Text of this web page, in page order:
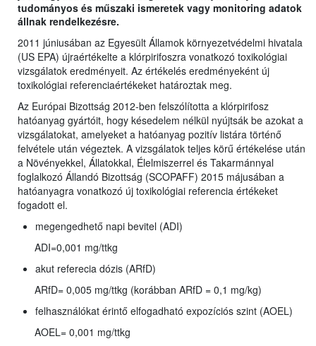
tudományos és műszaki ismeretek vagy monitoring adatok
állnak rendelkezésre.
2011 júniusában az Egyesült Államok környezetvédelmi hivatala
(US EPA) újraértékelte a klórpirifoszra vonatkozó toxikológiai
vizsgálatok eredményeit. Az értékelés eredményeként új
toxikológiai referenciaértékeket határoztak meg.
Az Európai Bizottság 2012-ben felszólította a klórpirifosz
hatóanyag gyártóit, hogy késedelem nélkül nyújtsák be azokat a
vizsgálatokat, amelyeket a hatóanyag pozitív listára történő
felvétele után végeztek. A vizsgálatok teljes körű értékelése után
a Növényekkel, Állatokkal, Élelmiszerrel és Takarmánnyal
foglalkozó Állandó Bizottság (SCOPAFF) 2015 májusában a
hatóanyagra vonatkozó új toxikológiai referencia értékeket
fogadott el.
megengedhető napi bevitel (ADI)
ADI=0,001 mg/ttkg
akut referecia dózis (ARfD)
ARfD= 0,005 mg/ttkg (korábban ARfD = 0,1 mg/kg)
felhasználókat érintő elfogadható expozíciós szint (AOEL)
AOEL= 0,001 mg/ttkg